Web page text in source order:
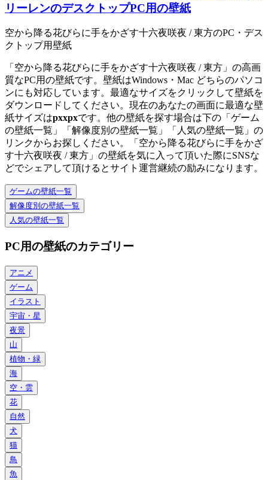
リーレンのデスクトップPC用の壁紙
空から降る花びらに手をかざす十六夜咲夜 / 東方のPC・デス
クトップ用壁紙
「空から降る花びらに手をかざす十六夜咲夜 / 東方」の高画
質なPC用の壁紙です。壁紙はWindows・Mac どちらのパソコ
ンにも対応しています。最適なサイズをクリックして壁紙を
ダウンロードしてください。現在のあなたの画面に最適な壁
紙サイズはpxxpxです。他の壁紙を探す場合は下の「ゲーム
の壁紙一覧」「解像度別の壁紙一覧」「人気の壁紙一覧」の
リンクからお探しください。「空から降る花びらに手をかざ
す十六夜咲夜 / 東方」の壁紙を気に入って頂いた際にSNSな
どでシェアして頂けるとサイト運営継続の励みになります。
ゲームの壁紙一覧
解像度別の壁紙一覧
人気の壁紙一覧
PC用の壁紙のカテゴリー
アニメ
ゲーム
イラスト
宇宙・星
夜景
山
植物・緑
海
空・雲
花
自然
犬
猫
鳥
魚